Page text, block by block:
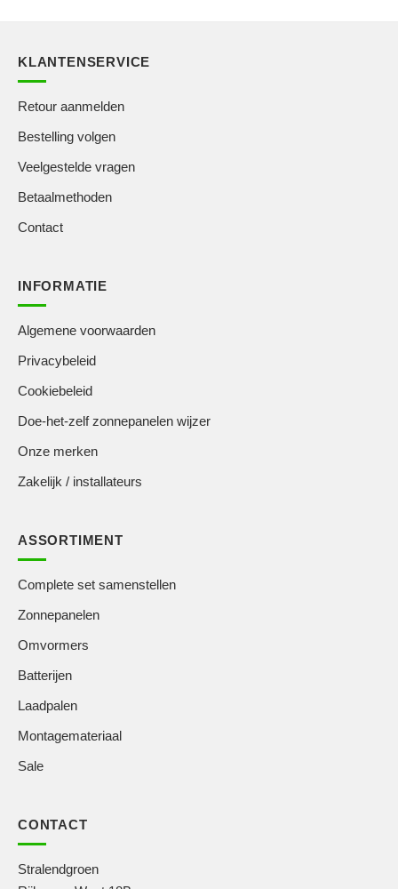
KLANTENSERVICE
Retour aanmelden
Bestelling volgen
Veelgestelde vragen
Betaalmethoden
Contact
INFORMATIE
Algemene voorwaarden
Privacybeleid
Cookiebeleid
Doe-het-zelf zonnepanelen wijzer
Onze merken
Zakelijk / installateurs
ASSORTIMENT
Complete set samenstellen
Zonnepanelen
Omvormers
Batterijen
Laadpalen
Montagemateriaal
Sale
CONTACT
Stralendgroen